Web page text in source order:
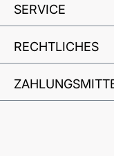
SERVICE
RECHTLICHES